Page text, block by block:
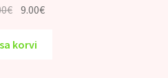
€ Algne
oli:
9.00€Praegune
korvi